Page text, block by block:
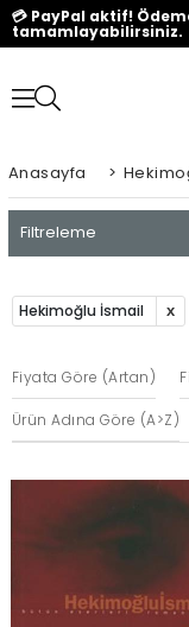
💳 PayPal aktif!
tamamlayabilirsiniz.
Anasayfa >
Filtreleme
Hekimoğlu İsmail
Fiyata Göre (Artan)
Ürün Adına Göre (A>Z)